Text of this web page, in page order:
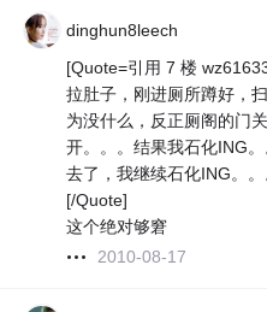
dinghun8leech
[Quote=引用 7 楼
拉肚子，刚进厕所蹲好，
为没什么，反正厕阁的门
开。。。结果我石化ING
去了，我继续石化ING。。
[/Quote]
这个绝对够窘
2010-08-17